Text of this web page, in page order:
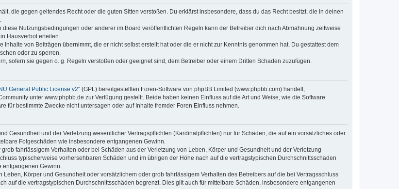
die gegen geltendes Recht oder die guten Sitten verstoßen. Du erklärst insbesondere, dass du das Recht besitzt, die in deinen
Nutzungsbedingungen oder anderer im Board veröffentlichten Regeln kann der Betreiber dich nach Abmahnung zeitweise
Hausverbot erteilen.
Inhalte von Beiträgen übernimmt, die er nicht selbst erstellt hat oder die er nicht zur Kenntnis genommen hat. Du gestattest dem
oder zu sperren.
sofern sie gegen o. g. Regeln verstoßen oder geeignet sind, dem Betreiber oder einem Dritten Schaden zuzufügen.
General Public License v2“ (GPL) bereitgestellten Foren-Software von phpBB Limited (www.phpbb.com) handelt;
unter www.phpbb.de zur Verfügung gestellt. Beide haben keinen Einfluss auf die Art und Weise, wie die Software
für bestimmte Zwecke nicht untersagen oder auf Inhalte fremder Foren Einfluss nehmen.
Gesundheit und der Verletzung wesentlicher Vertragspflichten (Kardinalpflichten) nur für Schäden, die auf ein vorsätzliches oder
Folgeschäden wie insbesondere entgangenen Gewinn.
fahrlässigem Verhalten oder bei Schäden aus der Verletzung von Leben, Körper und Gesundheit und der Verletzung
typischerweise vorhersehbaren Schäden und im übrigen der Höhe nach auf die vertragstypischen Durchschnittsschäden
entgangenen Gewinn.
Körper und Gesundheit oder vorsätzlichem oder grob fahrlässigem Verhalten des Betreibers auf die bei Vertragsschluss
auf die vertragstypischen Durchschnittsschäden begrenzt. Dies gilt auch für mittelbare Schäden, insbesondere entgangenen